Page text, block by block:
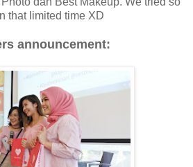
that limited time XD
announcement: